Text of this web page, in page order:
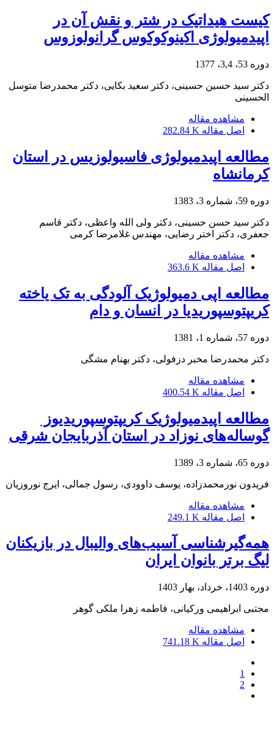
کیست هیداتیک در شتر و نقش آن در
اپیدمیولوژی اکینوکوکوس گرانولوزوس
دوره 53، 3,4، 1377
دکتر سید حسین حسینی، دکتر سعید بکایی، دکتر محمدرضا متوسل
الحسینی
مشاهده مقاله
اصل مقاله 282.84 K
مطالعه اپیدمیولوژی فاسیولوزیس در استان
کرمانشاه
دوره 59، شماره 3، 1383
دکتر سید حسن حسینی، دکتر ولی الله واعظی، دکتر قاسم
جعفری، دکتر اختر رضایی، مهندس غلامرضا کرمی
مشاهده مقاله
اصل مقاله 363.6 K
مطالعه اپی دمیولوژیک آلودگی به تک یاخته
کریپتوسپوریدیا در انسان و دام
دوره 57، شماره 1، 1381
دکتر محمدرضا مخبر دزفولی، دکتر بهنام مشگی
مشاهده مقاله
اصل مقاله 400.54 K
مطالعه اپیدمیولوژیک کریپتوسپوریدیوز ‌
گوساله‌های نوزاد در استان آذربایجان شرقی
دوره 65، شماره 3، 1389
فریدون نورمحمدزاده، یوسف داوودی، رسول جمالی، ایرج نوروزیان
مشاهده مقاله
اصل مقاله 249.1 K
همه‌گیر‌شناسی آسیب‌های والیبال در بازیکنان
لیگ برتر بانوان ایران
دوره 1403، خرداد، بهار 1403
مجتبی ابراهیمی ورکیانی، فاطمه زهرا ملکی گوهر
مشاهده مقاله
اصل مقاله 741.18 K
1
2